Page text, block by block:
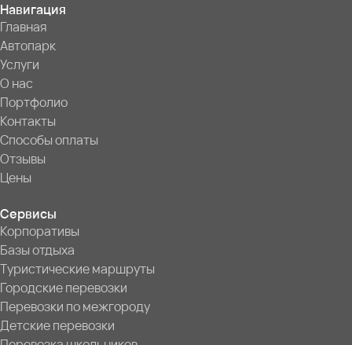
Навигация
Главная
Автопарк
Услуги
О нас
Портфолио
Контакты
Способы оплаты
Отзывы
Цены
Сервисы
Корпоративы
Базы отдыха
Туристические маршруты
Городские перевозки
Перевозки по межгороду
Детские перевозки